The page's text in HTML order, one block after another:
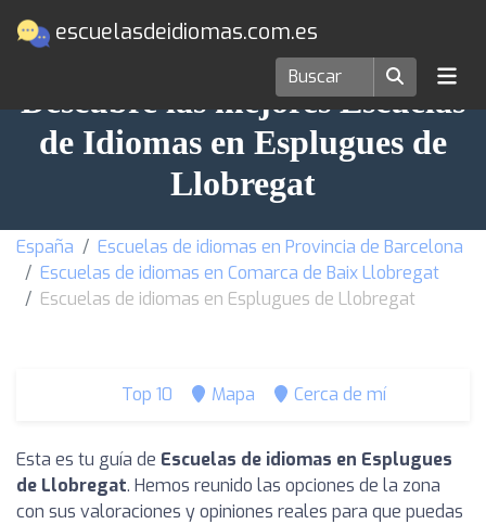
escuelasdeidiomas.com.es
Descubre las mejores Escuelas
de Idiomas en Esplugues de
Llobregat
España
Escuelas de idiomas en Provincia de Barcelona
Escuelas de idiomas en Comarca de Baix Llobregat
Escuelas de idiomas en Esplugues de Llobregat
Top 10 Mapa Cerca de mí
Esta es tu guía de Escuelas de idiomas en Esplugues
de Llobregat. Hemos reunido las opciones de la zona
con sus valoraciones y opiniones reales para que puedas